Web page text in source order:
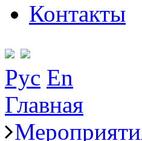
Контакты
Рус En
Главная